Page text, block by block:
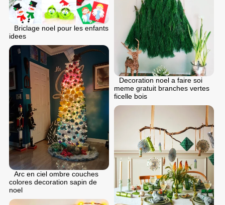
Decoration noel a faire soi
meme gratuit branches vertes
ficelle bois
Briclage noel pour les enfants
idees
Arc en ciel ombre couches
colores decoration sapin de
noel